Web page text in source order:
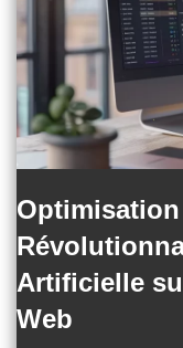
Optimisation
Artificielle
Web